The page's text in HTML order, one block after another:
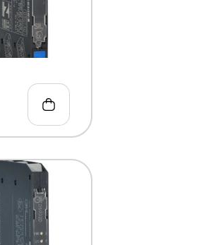
323.00